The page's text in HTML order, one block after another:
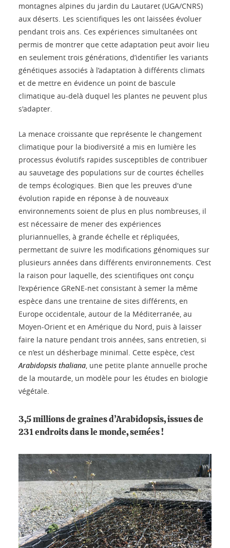
montagnes alpines du jardin du Lautaret (UGA/CNRS)
aux déserts. Les scientifiques les ont laissées évoluer
pendant trois ans. Ces expériences simultanées ont
permis de montrer que cette adaptation peut avoir lieu
en seulement trois générations, d’identifier les variants
génétiques associés à l’adaptation à différents climats
et de mettre en évidence un point de bascule
climatique au-delà duquel les plantes ne peuvent plus
s'adapter.
La menace croissante que représente le changement
climatique pour la biodiversité a mis en lumière les
processus évolutifs rapides susceptibles de contribuer
au sauvetage des populations sur de courtes échelles
de temps écologiques. Bien que les preuves d'une
évolution rapide en réponse à de nouveaux
environnements soient de plus en plus nombreuses, il
est nécessaire de mener des expériences
pluriannuelles, à grande échelle et répliquées,
permettant de suivre les modifications génomiques sur
plusieurs années dans différents environnements. C’est
la raison pour laquelle, des scientifiques ont conçu
l’expérience GReNE-net consistant à semer la même
espèce dans une trentaine de sites différents, en
Europe occidentale, autour de la Méditerranée, au
Moyen-Orient et en Amérique du Nord, puis à laisser
faire la nature pendant trois années, sans entretien, si
ce n’est un désherbage minimal. Cette espèce, c’est
Arabidopsis thaliana , une petite plante annuelle proche
de la moutarde, un modèle pour les études en biologie
végétale.
3,5 millions de graines d’Arabidopsis, issues de
231 endroits dans le monde, semées !